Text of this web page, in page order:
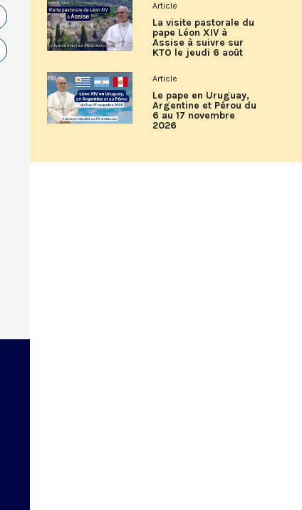
Article
La visite pastorale du
pape Léon XIV à
Assise à suivre sur
KTO le jeudi 6 août
Article
Le pape en Uruguay,
Argentine et Pérou du
6 au 17 novembre
2026